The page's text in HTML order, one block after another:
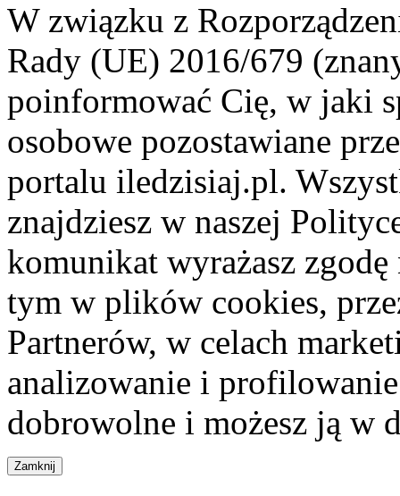
W związku z
Rady (UE) 2016/679
poinformować Cię, w jaki
osobowe pozostawiane
portalu iledzisiaj.pl.
znajdziesz w naszej
komunikat wyrażasz
tym w plików cookies,
Partnerów, w celach
analizowanie i
dobrowolne i możesz ją w